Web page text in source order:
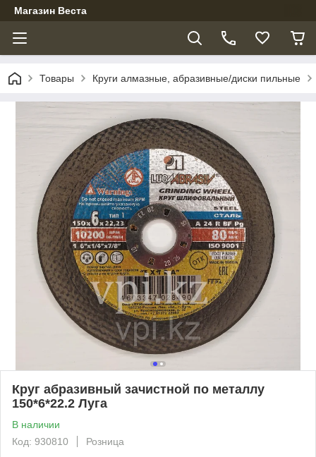
Магазин Веста
Товары Круги алмазные, абразивные/диски пильные
Круг абразивный зачистной по металлу
150*6*22.2 Луга
В наличии
Код: 930810
Розница